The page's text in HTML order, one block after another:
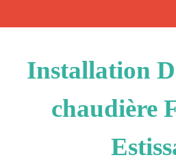
Installation
chaudière